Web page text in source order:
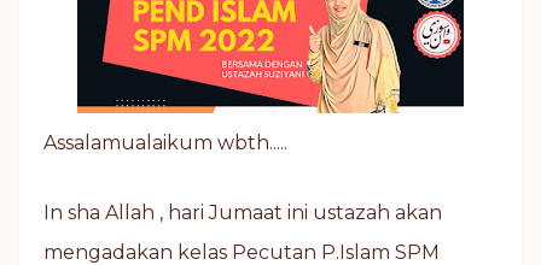
Assalamualaikum wbth.....
In sha Allah , hari Jumaat ini ustazah akan
mengadakan kelas Pecutan P.Islam SPM